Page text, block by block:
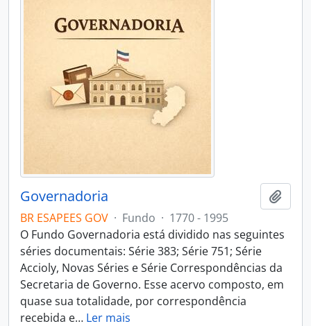
Governadoria
BR ESAPEES GOV · Fundo · 1770 - 1995
O Fundo Governadoria está dividido nas seguintes
séries documentais: Série 383; Série 751; Série
Accioly, Novas Séries e Série Correspondências da
Secretaria de Governo. Esse acervo composto, em
quase sua totalidade, por correspondência
recebida e… Ler mais